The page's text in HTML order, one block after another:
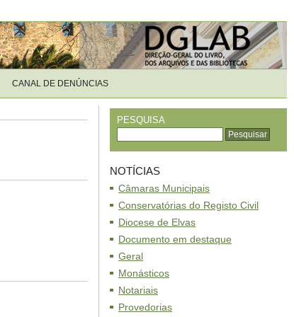
CANAL DE DENÚNCIAS
PESQUISA
NOTÍCIAS
Câmaras Municipais
Conservatórias do Registo Civil
Diocese de Elvas
Documento em destaque
Geral
Monásticos
Notariais
Provedorias